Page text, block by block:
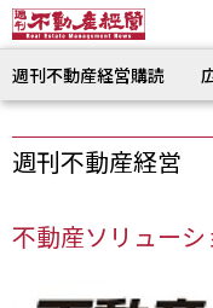
週刊不動産経営購読
週刊不動産経営
不動産ソリューシ